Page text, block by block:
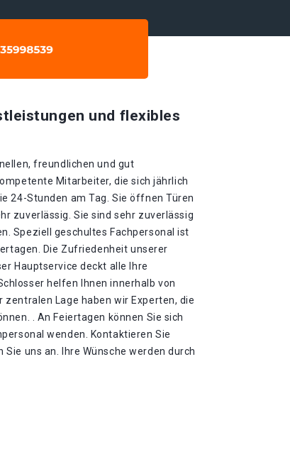
und flexibles
freundlichen und gut
Mitarbeiter, die sich jährlich
24-Stunden am Tag. Sie öffnen Türen
zuverlässig. Sie sind sehr zuverlässig
Speziell geschultes Fachpersonal ist
Die Zufriedenheit unserer
Hauptservice deckt alle Ihre
helfen Ihnen innerhalb von
Lage haben wir Experten, die
. An Feiertagen können Sie sich
wenden. Kontaktieren Sie
uns an. Ihre Wünsche werden durch